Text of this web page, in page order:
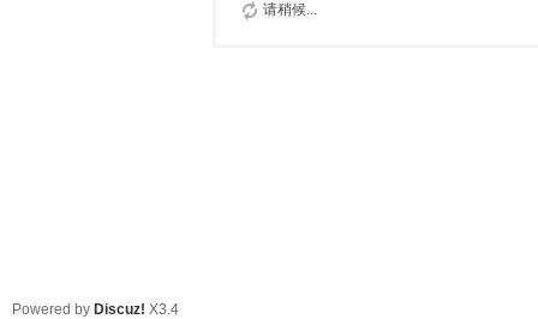
请稍候...
Powered by Discuz! X3.4